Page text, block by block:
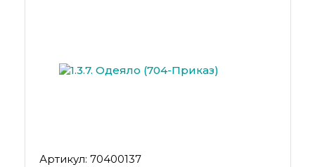
Артикул: 70400137